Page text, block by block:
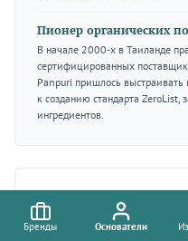
Пионер органических
В начале 2000-х в Таиланде
сертифицированных
Panpuri пришлось выстраивать
к созданию стандарта
ингредиентов.
Связанные
Бренды Основатели